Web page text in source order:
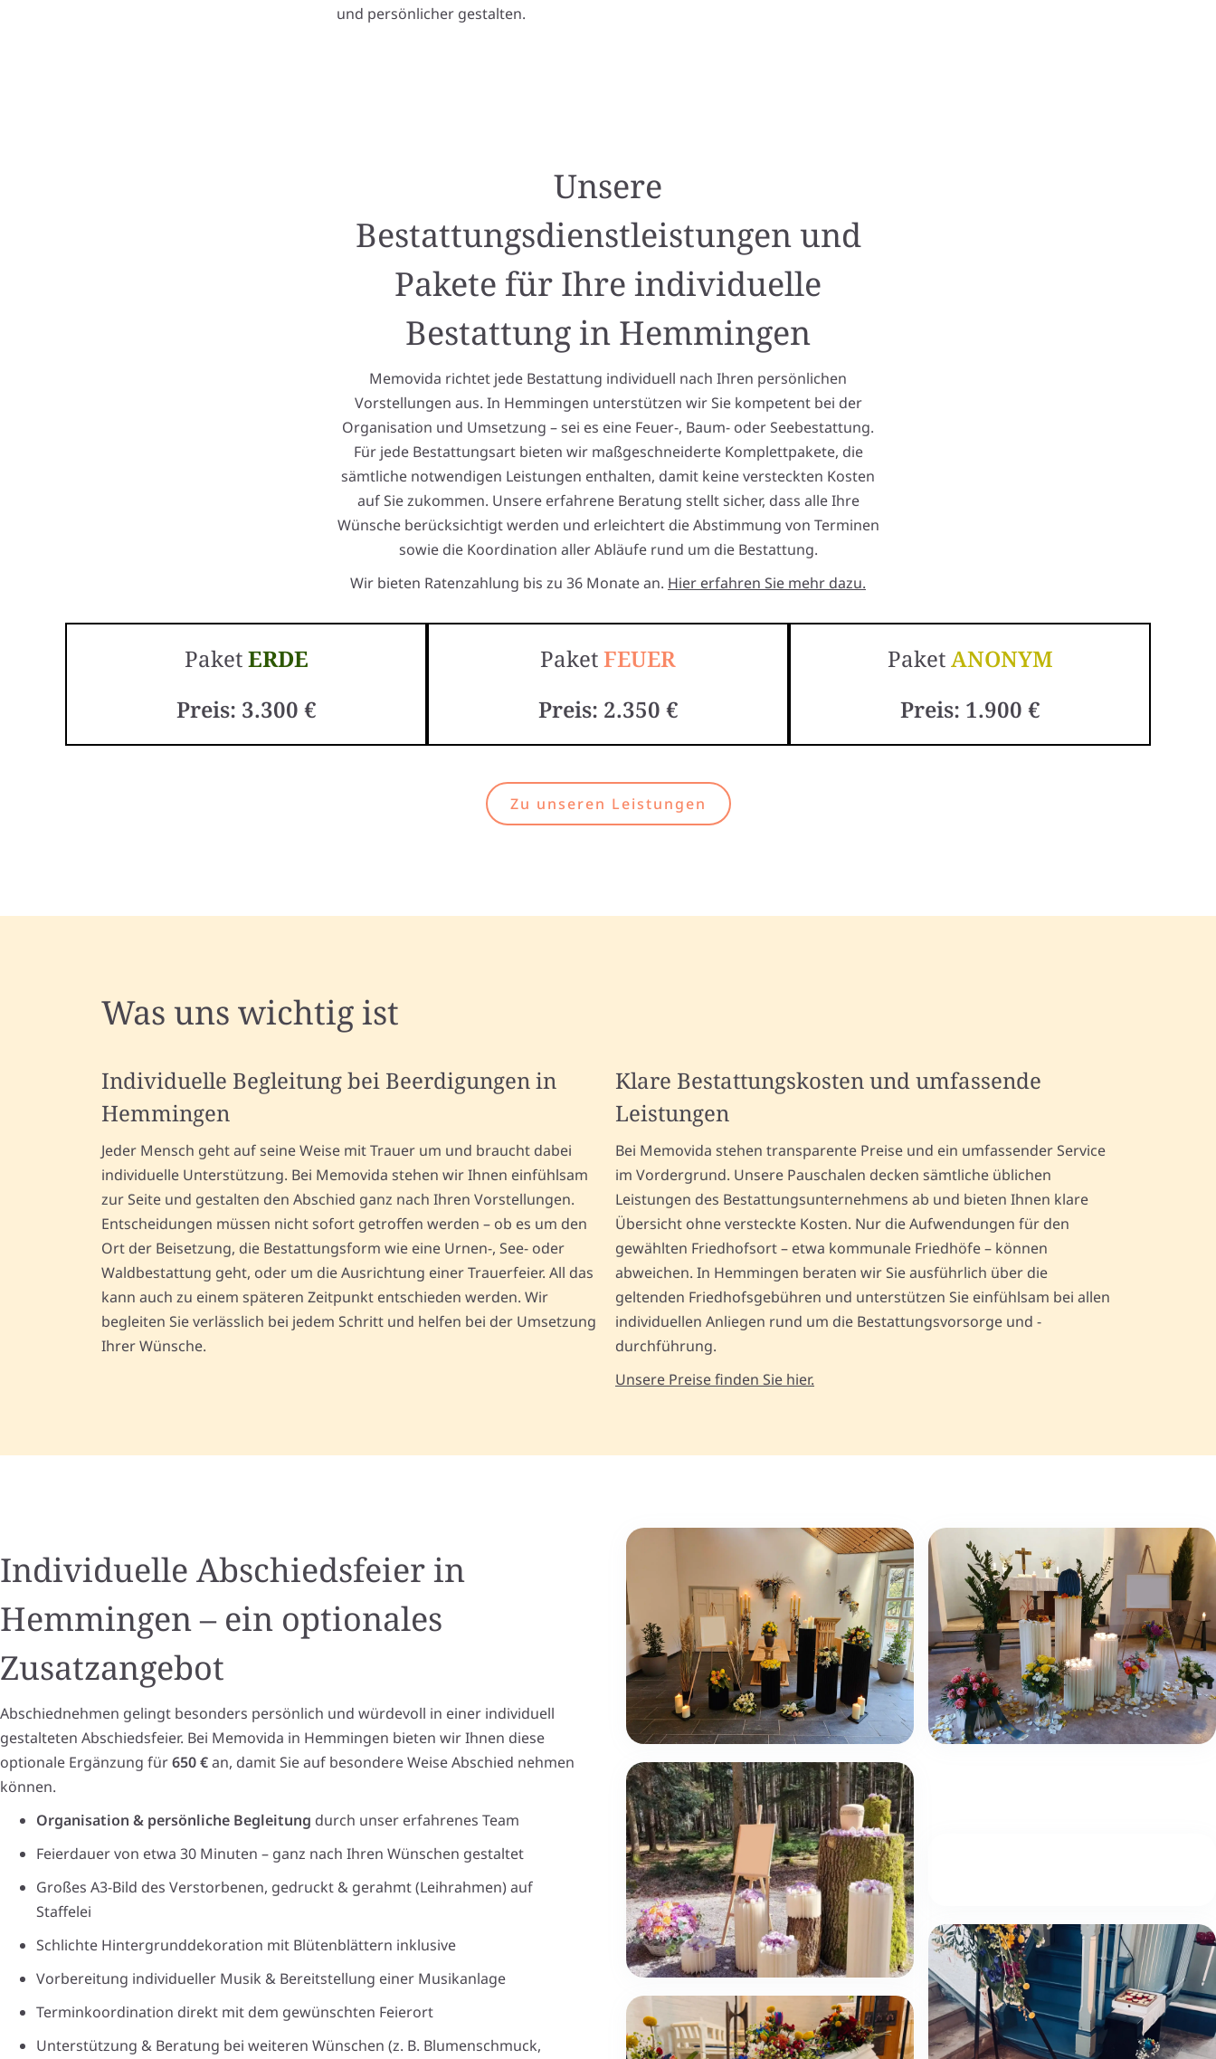
und persönlicher gestalten.
Unsere
Bestattungsdienstleistungen und
Pakete für Ihre individuelle
Bestattung in Hemmingen
Memovida richtet jede Bestattung individuell nach Ihren persönlichen
Vorstellungen aus. In Hemmingen unterstützen wir Sie kompetent bei der
Organisation und Umsetzung – sei es eine Feuer-, Baum- oder Seebestattung.
Für jede Bestattungsart bieten wir maßgeschneiderte Komplettpakete, die
sämtliche notwendigen Leistungen enthalten, damit keine versteckten Kosten
auf Sie zukommen. Unsere erfahrene Beratung stellt sicher, dass alle Ihre
Wünsche berücksichtigt werden und erleichtert die Abstimmung von Terminen
sowie die Koordination aller Abläufe rund um die Bestattung.
Wir bieten Ratenzahlung bis zu 36 Monate an. Hier erfahren Sie mehr dazu.
PaketERDE
Preis: 3.300 €
PaketFEUER
Preis: 2.350 €
PaketANONYM
Preis: 1.900 €
Zu unseren Leistungen
Was uns wichtig ist
Individuelle Begleitung bei Beerdigungen in
Hemmingen
Jeder Mensch geht auf seine Weise mit Trauer um und braucht dabei
individuelle Unterstützung. Bei Memovida stehen wir Ihnen einfühlsam
zur Seite und gestalten den Abschied ganz nach Ihren Vorstellungen.
Entscheidungen müssen nicht sofort getroffen werden – ob es um den
Ort der Beisetzung, die Bestattungsform wie eine Urnen-, See- oder
Waldbestattung geht, oder um die Ausrichtung einer Trauerfeier. All das
kann auch zu einem späteren Zeitpunkt entschieden werden. Wir
begleiten Sie verlässlich bei jedem Schritt und helfen bei der Umsetzung
Ihrer Wünsche.
Klare Bestattungskosten und umfassende
Leistungen
Bei Memovida stehen transparente Preise und ein umfassender Service
im Vordergrund. Unsere Pauschalen decken sämtliche üblichen
Leistungen des Bestattungsunternehmens ab und bieten Ihnen klare
Übersicht ohne versteckte Kosten. Nur die Aufwendungen für den
gewählten Friedhofsort – etwa kommunale Friedhöfe – können
abweichen. In Hemmingen beraten wir Sie ausführlich über die
geltenden Friedhofsgebühren und unterstützen Sie einfühlsam bei allen
individuellen Anliegen rund um die Bestattungsvorsorge und -
durchführung.
Unsere Preise finden Sie hier.
Individuelle Abschiedsfeier in
Hemmingen – ein optionales
Zusatzangebot
Abschiednehmen gelingt besonders persönlich und würdevoll in einer individuell
gestalteten Abschiedsfeier. Bei Memovida in Hemmingen bieten wir Ihnen diese
optionale Ergänzung für650 €an, damit Sie auf besondere Weise Abschied nehmen
können.
Organisation & persönliche Begleitung durch unser erfahrenes Team
Feierdauer von etwa 30 Minuten – ganz nach Ihren Wünschen gestaltet
Großes A3-Bild des Verstorbenen, gedruckt & gerahmt (Leihrahmen) auf
Staffelei
Schlichte Hintergrunddekoration mit Blütenblättern inklusive
Vorbereitung individueller Musik & Bereitstellung einer Musikanlage
Terminkoordination direkt mit dem gewünschten Feierort
Unterstützung & Beratung bei weiteren Wünschen (z. B. Blumenschmuck,